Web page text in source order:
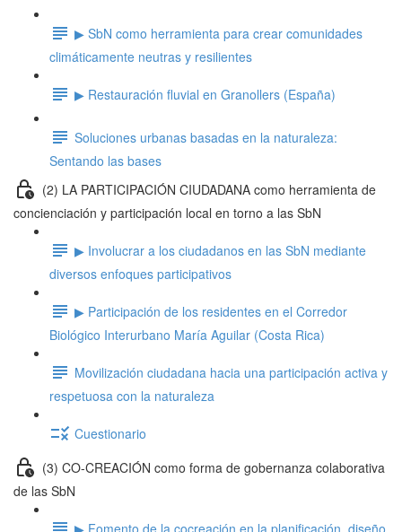
▶ SbN como herramienta para crear comunidades
climáticamente neutras y resilientes
▶ Restauración fluvial en Granollers (España)
Soluciones urbanas basadas en la naturaleza:
Sentando las bases
(2) LA PARTICIPACIÓN CIUDADANA como herramienta de
concienciación y participación local en torno a las SbN
▶ Involucrar a los ciudadanos en las SbN mediante
diversos enfoques participativos
▶ Participación de los residentes en el Corredor
Biológico Interurbano María Aguilar (Costa Rica)
Movilización ciudadana hacia una participación activa y
respetuosa con la naturaleza
Cuestionario
(3) CO-CREACIÓN como forma de gobernanza colaborativa
de las SbN
▶ Fomento de la cocreación en la planificación, diseño